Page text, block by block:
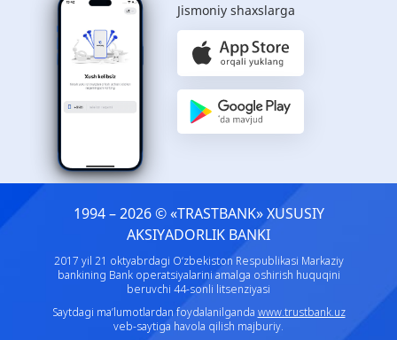
Jismoniy shaxslarga
1994 – 2026 © «TRASTBANK» ХUSUSIY
AKSIYADORLIK BANKI
2017 yil 21 oktyabrdagi O‘zbekiston Respublikasi Markaziy
bankining Bank operatsiyalarini amalga oshirish huquqini
beruvchi 44-sonli litsenziyasi
Saytdagi ma’lumotlardan foydalanilganda www.trustbank.uz
veb-saytiga havola qilish majburiy.